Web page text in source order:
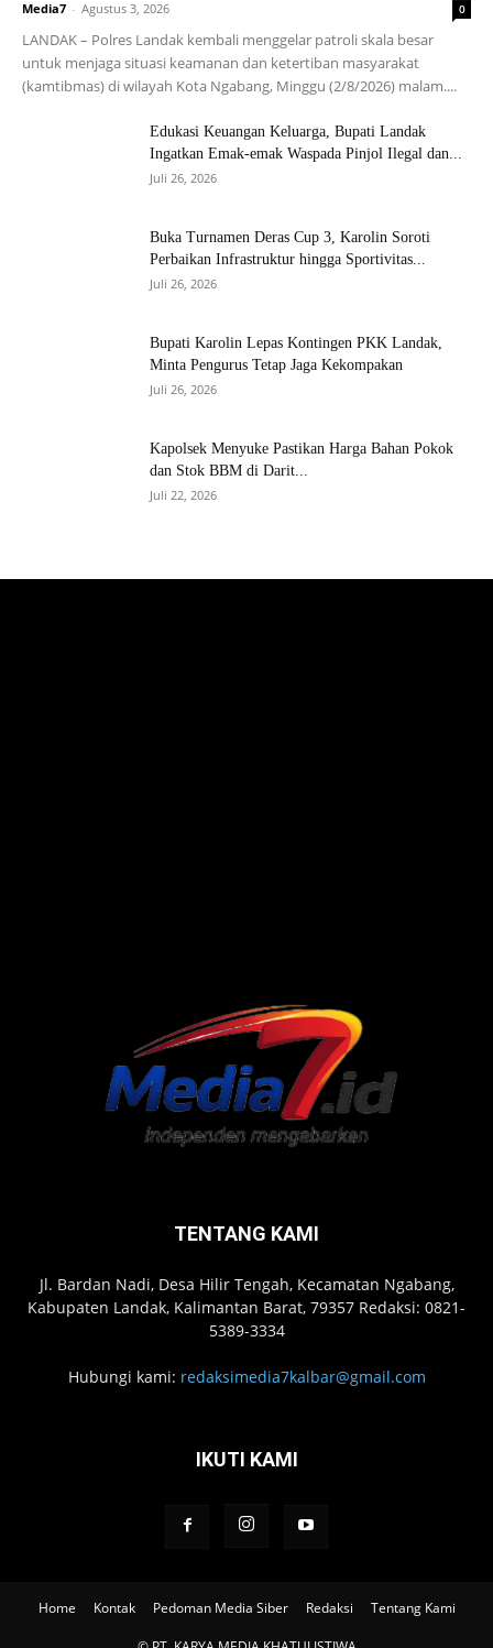
Media7 - Agustus 3, 2026 0
LANDAK – Polres Landak kembali menggelar patroli skala besar
untuk menjaga situasi keamanan dan ketertiban masyarakat
(kamtibmas) di wilayah Kota Ngabang, Minggu (2/8/2026) malam....
Edukasi Keuangan Keluarga, Bupati Landak
Ingatkan Emak-emak Waspada Pinjol Ilegal dan...
Juli 26, 2026
Buka Turnamen Deras Cup 3, Karolin Soroti
Perbaikan Infrastruktur hingga Sportivitas...
Juli 26, 2026
Bupati Karolin Lepas Kontingen PKK Landak,
Minta Pengurus Tetap Jaga Kekompakan
Juli 26, 2026
Kapolsek Menyuke Pastikan Harga Bahan Pokok
dan Stok BBM di Darit...
Juli 22, 2026
TENTANG KAMI
Jl. Bardan Nadi, Desa Hilir Tengah, Kecamatan Ngabang,
Kabupaten Landak, Kalimantan Barat, 79357 Redaksi: 0821-
5389-3334
Hubungi kami: redaksimedia7kalbar@gmail.com
IKUTI KAMI
Home Kontak Pedoman Media Siber Redaksi Tentang Kami